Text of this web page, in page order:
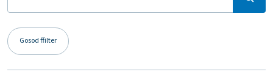
Gosod ffilter